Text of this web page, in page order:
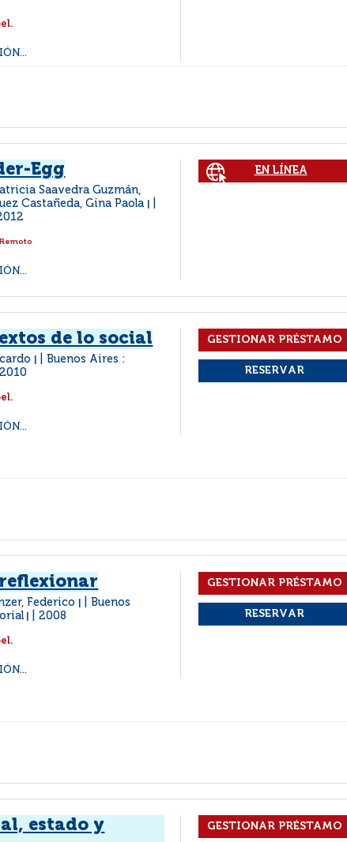
Egg
Saavedra Guzmán,
Castañeda, Gina Paola
EN LÍNEA
de lo social
Buenos Aires :
2010
Federico
Buenos
2008
estado y